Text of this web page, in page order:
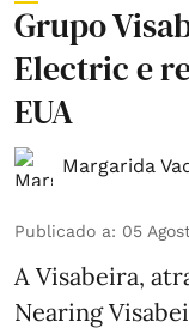
Grupo
Electric e
EUA
Margarida
Publicado a: 05
A Visabeira,
Nearing